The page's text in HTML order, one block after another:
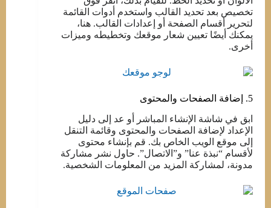
تخصيص بعد تحديد القالب واستخدم أدوات القائمة
لتحرير أقسام الصفحة أو إعدادات القالب. هنا،
يمكنك أيضًا تعيين شعار موقعك وتخطيطه وميزات
أخرى.
5. إضافة الصفحات والمحتوى
ابق في شاشة الإنشاء المباشر أو عد إلى دليل
الإعداد لإضافة الصفحات والمحتوى وقائمة التنقل
إلى موقع الويب الخاص بك. قم بإنشاء محتوى
لأقسام “نبذة عنا” و”الاتصال”. حاول نشر مشاركة
مدونة، لمشاركة المزيد من المعلومات الشخصية.